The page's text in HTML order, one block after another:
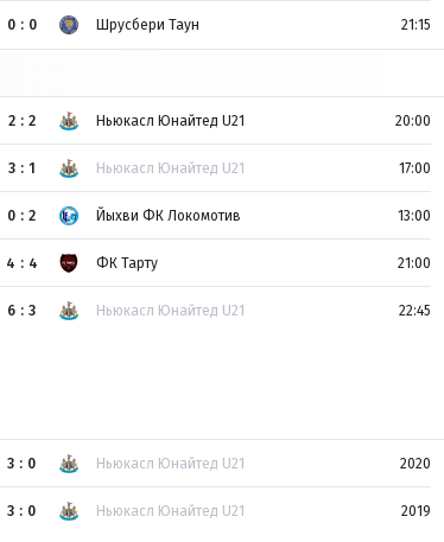
0:0 Шрусбери Таун 21:15
2:2 Ньюкасл Юнайтед U21 20:00
3:1 Ньюкасл Юнайтед U21 17:00
0:2 Йыхви ФК Локомотив 13:00
4:4 ФК Тарту 21:00
6:3 Ньюкасл Юнайтед U21 22:45
3:0 Ньюкасл Юнайтед U21 2020
3:0 Ньюкасл Юнайтед U21 2019